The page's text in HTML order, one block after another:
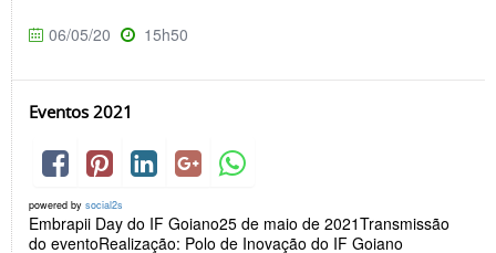
06/05/20 15h50
Eventos 2021
powered by social2s
Embrapii Day do IF Goiano25 de maio de 2021Transmissão
do eventoRealização: Polo de Inovação do IF Goiano